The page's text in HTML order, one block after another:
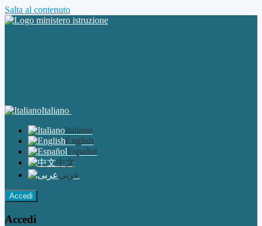
Salta al contenuto
Italiano
Italiano
English
Español
中文
عربى
Accedi
Accedi